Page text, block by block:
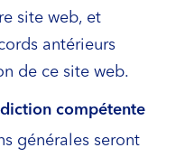
site web, et
antérieurs
de ce site web.
compétente
générales seront